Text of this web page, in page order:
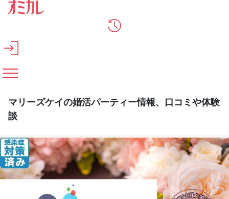
メインコンテンツへスキップ
マリーズケイの婚活パーティー情報、口コミや体験
談